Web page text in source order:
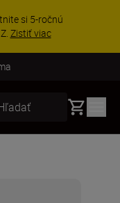
15 % na
si svoju
Basket